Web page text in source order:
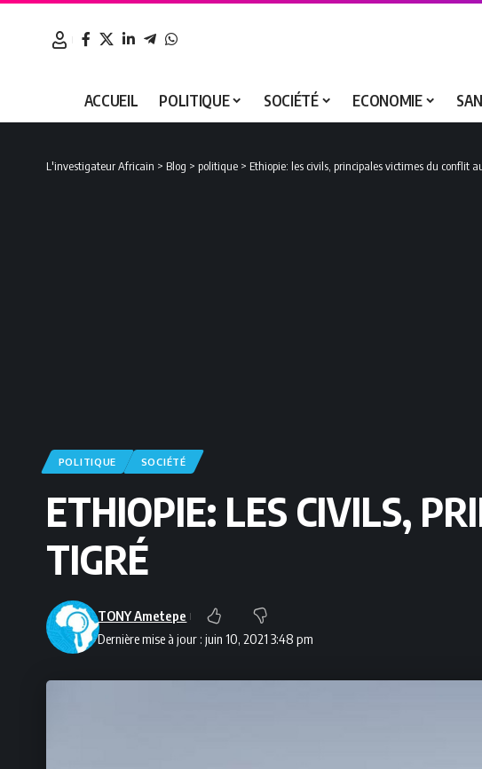
ACCUEIL POLITIQUE SOCIÉTÉ ECONOMIE
L'investigateur Africain > Blog > politique > Ethiopie: les civils, principales victimes du conflit
POLITIQUE SOCIÉTÉ
ETHIOPIE: LES CIVILS,
TIGRÉ
Dernière mise à jour : juin 10, 2021 3:48 pm
TONY Ametepe